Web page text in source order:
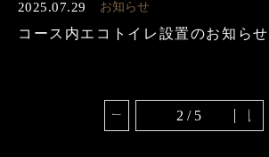
2025.07.29 お知らせ
コース内エコトイレ設置のお知らせ
2 / 5